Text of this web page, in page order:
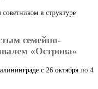
в структуре
семейно-
«Острова»
с 26 октября по 4